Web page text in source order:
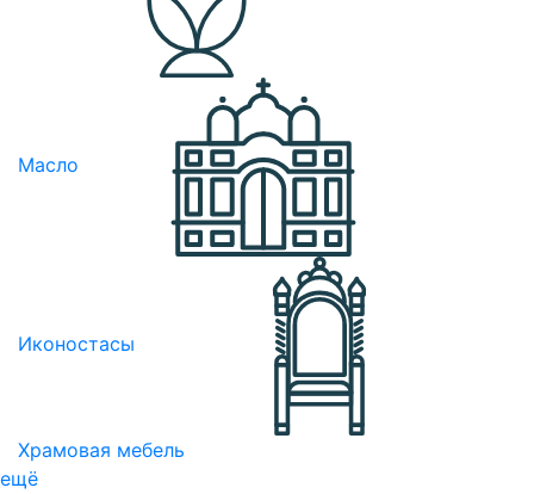
Масло
Иконостасы
Храмовая мебель
ещё